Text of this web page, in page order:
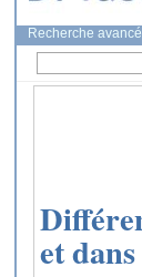
Recherche
et